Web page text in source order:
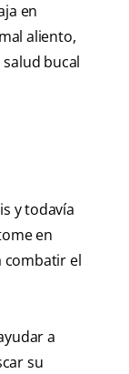
en
aliento,
bucal
y todavía
en
combatir el
a
su